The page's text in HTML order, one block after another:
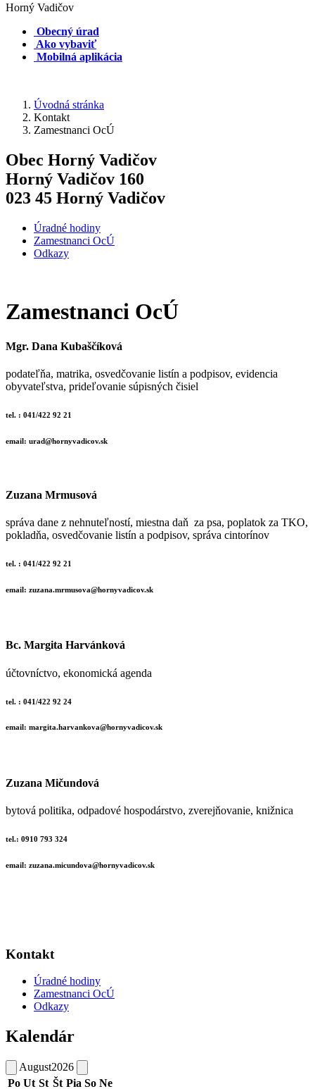
Horný Vadičov
Obecný úrad
Ako vybaviť
Mobilná aplikácia
Úvodná stránka
Kontakt
Zamestnanci OcÚ
Obec Horný Vadičov
Horný Vadičov 160
023 45 Horný Vadičov
Úradné hodiny
Zamestnanci OcÚ
Odkazy
Zamestnanci OcÚ
Mgr. Dana Kubaščíková
podateľňa, matrika, osvedčovanie listín a podpisov, evidencia
obyvateľstva, prideľovanie súpisných čisiel
tel. : 041/422 92 21
email: urad@hornyvadicov.sk
Zuzana Mrmusová
správa dane z nehnuteľností, miestna daň za psa, poplatok za TKO,
pokladňa, osvedčovanie listín a podpisov, správa cintorínov
tel. : 041/422 92 21
email: zuzana.mrmusova@hornyvadicov.sk
Bc. Margita Harvánková
účtovníctvo, ekonomická agenda
tel. : 041/422 92 24
email: margita.harvankova@hornyvadicov.sk
Zuzana Mičundová
bytová politika, odpadové hospodárstvo, zverejňovanie, knižnica
tel.: 0910 793 324
email: zuzana.micundova@hornyvadicov.sk
Kontakt
Úradné hodiny
Zamestnanci OcÚ
Odkazy
Kalendár
August2026
Po Ut St Št Pia So Ne